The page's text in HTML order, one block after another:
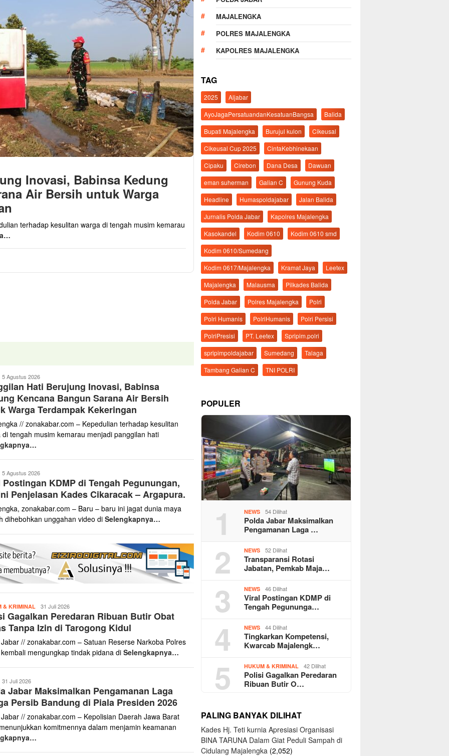
Inovasi, Babinsa Kedung
Air Bersih untuk Warga
terhadap kesulitan warga di tengah musim kemarau
5 Agustus 2026
Hati Berujung Inovasi, Babinsa
Kencana Bangun Sarana Air Bersih
Warga Terdampak Kekeringan
// zonakabar.com – Kepedulian terhadap kesulitan
di tengah musim kemarau menjadi panggilan hati
5 Agustus 2026
KDMP di Tengah Pegunungan,
Penjelasan Kades Cikaracak – Argapura.
zonakabar.com – Baru – baru ini jagat dunia maya
dihebohkan unggahan video di Selengkapnya…
& KRIMINAL zonakabar.com
31 Juli 2026
Gagalkan Peredaran Ribuan Butir Obat
Tanpa Izin di Tarogong Kidul
// zonakabar.com – Satuan Reserse Narkoba Polres
mengungkap tindak pidana di Selengkapnya…
31 Juli 2026
Jabar Maksimalkan Pengamanan Laga
Persib Bandung di Piala Presiden 2026
// zonakabar.com – Kepolisian Daerah Jawa Barat
komitmennya dalam menjamin keamanan
MAJALENGKA
POLRES MAJALENGKA
KAPOLRES MAJALENGKA
TAG
2025
Aljabar
AyoJagaPersatuandanKesatuanBangsa
Balida
Bupati Majalengka
Burujul kulon
Cikeusal
Cikeusal Cup 2025
CintaKebhinekaan
Cipaku
Cirebon Dana Desa
Dawuan
eman suherman
Galian C
Gunung Kuda
Headline
Humaspoldajabar
Jalan Balida
Jurnalis Polda Jabar
Kapolres Majalengka
Kasokandel
Kodim 0610
Kodim 0610 smd
Kodim 0610/Sumedang
Kodim 0617/Majalengka
Kramat Jaya
Leetex
Majalengka
Malausma
Pilkades Balida
Polda Jabar
Polres Majalengka
Polri
Polri Humanis
PolriHumanis
Polri Persisi
PolriPresisi
PT. Leetex
Spripim.polri
spripimpoldajabar
Sumedang
Talaga
Tambang Galian C
TNI POLRI
POPULER
1 NEWS 54 Dilihat
Polda Jabar Maksimalkan
Pengamanan Laga …
2 NEWS 52 Dilihat
Transparansi Rotasi
Jabatan, Pemkab Maja…
3 NEWS 46 Dilihat
Viral Postingan KDMP di
Tengah Pegununga…
4 NEWS 44 Dilihat
Tingkarkan Kompetensi,
Kwarcab Majalengk…
5 HUKUM & KRIMINAL 42 Dilihat
Polisi Gagalkan Peredaran
Ribuan Butir O…
PALING BANYAK DILIHAT
Kades Hj. Teti kurnia Apresiasi Organisasi
BINA TARUNA Dalam Giat Peduli Sampah di
Cidulang Majalengka (2,052)